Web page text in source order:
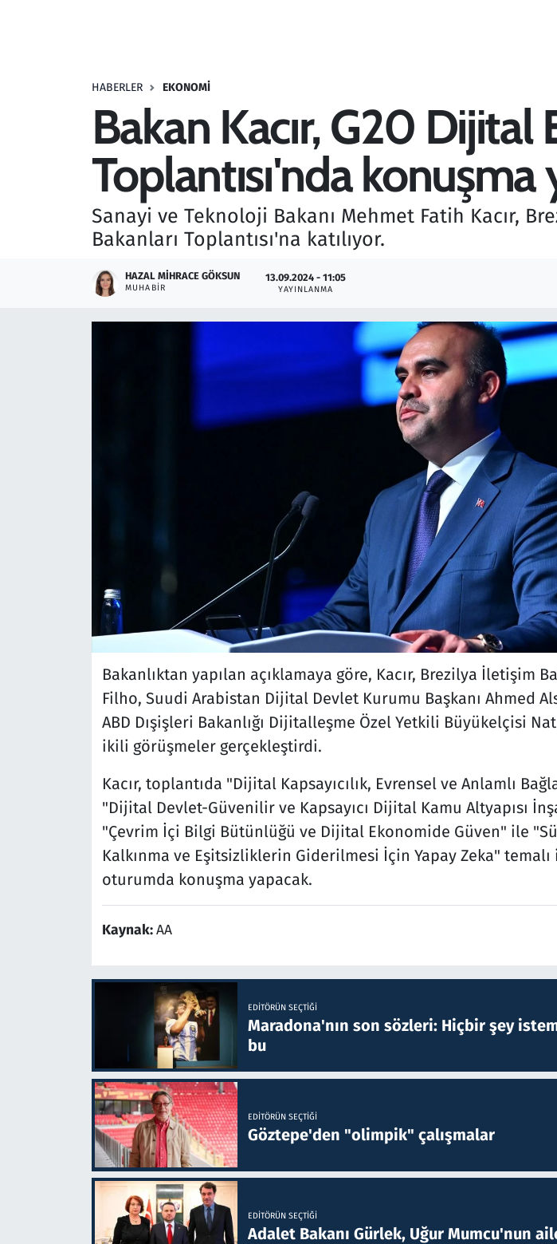
HABERLER EKONOMI
Bakan Kacır, G20 Dijital
Toplantısı'nda konuşma
Sanayi ve Teknoloji Bakanı Mehmet Fatih Kacır,
Bakanları Toplantısı'na katılıyor.
HAZAL MIHRACE GÖKSUN
MUHABIR
13.09.2024 - 11:05
YAYINLANMA
Bakanlıktan yapılan açıklamaya göre, Kacır, Brezilya İletişim
Filho, Suudi Arabistan Dijital Devlet Kurumu Başkanı Ahmed
ABD Dışişleri Bakanlığı Dijitalleşme Özel Yetkili Büyükelçisi
ikili görüşmeler gerçekleştirdi.
Kacır, toplantıda "Dijital Kapsayıcılık, Evrensel ve Anlamlı
"Dijital Devlet-Güvenilir ve Kapsayıcı Dijital Kamu Altyapısı
"Çevrim İçi Bilgi Bütünlüğü ve Dijital Ekonomide Güven" ile
Kalkınma ve Eşitsizliklerin Giderilmesi İçin Yapay Zeka" temalı
oturumda konuşma yapacak.
Kaynak:AA
EDITÖRÜN SEÇTIĞI
Maradona'nın son sözleri: Hiçbir şey
bu
EDITÖRÜN SEÇTIĞI
Göztepe'den "olimpik" çalışmalar
EDITÖRÜN SEÇTIĞI
Adalet Bakanı Gürlek, Uğur Mumcu'nun
Savunma Sanayi
Teknoloji ve Bilim
Televizyon